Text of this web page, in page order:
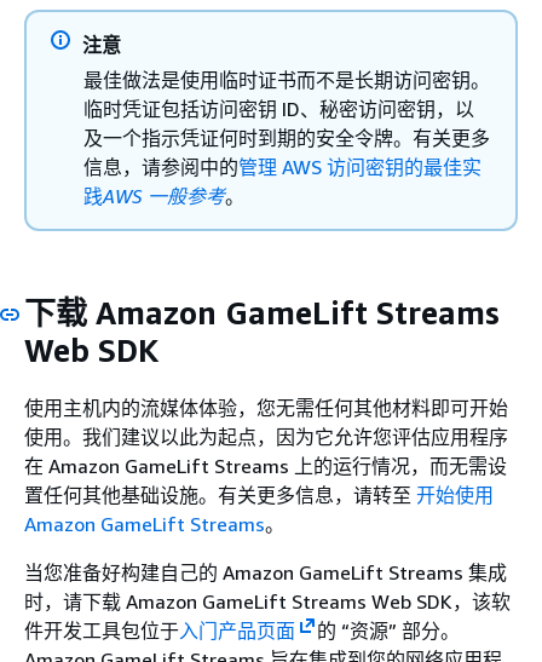
注意
最佳做法是使用临时证书而不是长期访问密钥。
临时凭证包括访问密钥 ID、秘密访问密钥，以
及一个指示凭证何时到期的安全令牌。有关更多
信息，请参阅中的管理 AWS 访问密钥的最佳实
践AWS 一般参考。
下载 Amazon GameLift Streams
Web SDK
使用主机内的流媒体体验，您无需任何其他材料即可开始
使用。我们建议以此为起点，因为它允许您评估应用程序
在 Amazon GameLift Streams 上的运行情况，而无需设
置任何其他基础设施。有关更多信息，请转至 开始使用
Amazon GameLift Streams。
当您准备好构建自己的 Amazon GameLift Streams 集成
时，请下载 Amazon GameLift Streams Web SDK，该软
件开发工具包位于入门产品页面
的 “资源” 部分。